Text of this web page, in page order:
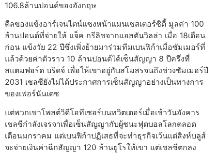
106.8ล้านปอนด์ของอังกฤษ
ดีลของแข้งอาร์เจนไตน์แซงหน้าแมนเชสเตอร์ซิตี้ มูลค่า 100
ล้านปอนด์ที่จ่ายให้ แจ็ค กรีลิชจากแอสตันวิลล่า เมื่อ 18เดือน
ก่อน แข้งวัย 22 ปีซึ่งเพิ่งย้ายมาร่วมทีมเบนฟิก้าเมื่อซัมเมอร์ที่
แล้วด้วยค่าตัวราว 10 ล้านปอนด์ได้เซ็นสัญญา 8 ปีครึ่งที่
สแตมฟอร์ด บริดจ์ เพื่อให้เขาอยู่กับสโมสรจนถึงช่วงซัมเมอร์ปี
2031 เชลซียังไม่ได้ประกาศการเซ็นสัญญาอย่างเป็นทางการ
ของเฟอร์นันเดซ
แต่พวกเขาโพสต์วิดีโอทีเซอร์บนทวิตเตอร์เมื่อเช้าวันอังคาร
เชลซีกำลังเจรจาเพื่อเซ็นสัญญากับผู้ชนะฟุตบอลโลกตลอด
เดือนมกราคม แต่เบนฟิก้าปฏิเสธที่จะทำธุรกิจเว้นแต่สิงห์บลูส์
จะจ่ายเงินค่าฉีกสัญญา 120 ล้านยูโรให้เขา แต่เชลซีตกลง